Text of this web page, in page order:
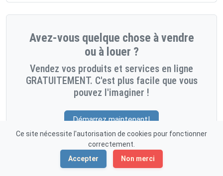
Avez-vous quelque chose à vendre
ou à louer ?
Vendez vos produits et services en ligne
GRATUITEMENT. C'est plus facile que vous
pouvez l'imaginer !
Démarrez maintenant!
Ce site nécessite l'autorisation de cookies pour fonctionner
correctement.
Accepter
Non merci